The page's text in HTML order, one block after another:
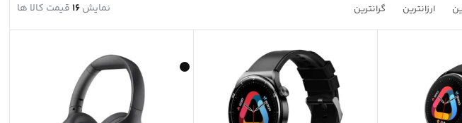
ارزانترین گرانترین نمایش16 قیمت کالا ها